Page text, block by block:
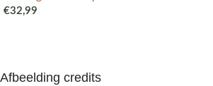
€32,99
Afbeelding credits